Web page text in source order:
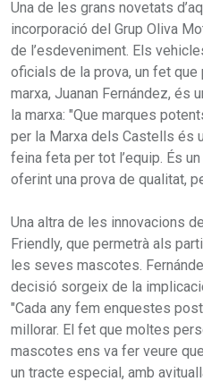
Una de les grans novetats
incorporació del Grup Oliva
de l’esdeveniment. Els
oficials de la prova, un fet
marxa, Juanan Fernández, és
la marxa: "Que marques
per la Marxa dels Castells és
feina feta per tot l’equip. És
oferint una prova de qualitat,
Una altra de les innovacions
Friendly, que permetrà als
les seves mascotes.
decisió sorgeix de la
"Cada any fem enquestes
millorar. El fet que moltes
mascotes ens va fer veure
un tracte especial, amb